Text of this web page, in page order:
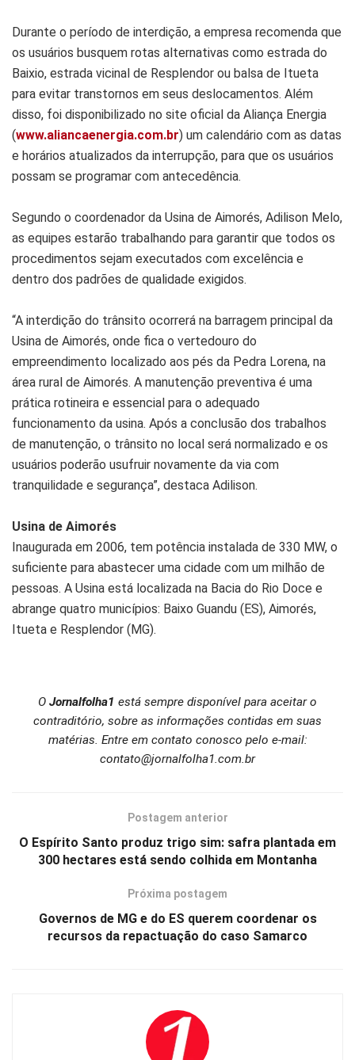
Durante o período de interdição, a empresa recomenda que
os usuários busquem rotas alternativas como estrada do
Baixio, estrada vicinal de Resplendor ou balsa de Itueta
para evitar transtornos em seus deslocamentos. Além
disso, foi disponibilizado no site oficial da Aliança Energia
(www.aliancaenergia.com.br) um calendário com as datas
e horários atualizados da interrupção, para que os usuários
possam se programar com antecedência.
Segundo o coordenador da Usina de Aimorés, Adilison Melo,
as equipes estarão trabalhando para garantir que todos os
procedimentos sejam executados com excelência e
dentro dos padrões de qualidade exigidos.
“A interdição do trânsito ocorrerá na barragem principal da
Usina de Aimorés, onde fica o vertedouro do
empreendimento localizado aos pés da Pedra Lorena, na
área rural de Aimorés. A manutenção preventiva é uma
prática rotineira e essencial para o adequado
funcionamento da usina. Após a conclusão dos trabalhos
de manutenção, o trânsito no local será normalizado e os
usuários poderão usufruir novamente da via com
tranquilidade e segurança”, destaca Adilison.
Usina de Aimorés
Inaugurada em 2006, tem potência instalada de 330 MW, o
suficiente para abastecer uma cidade com um milhão de
pessoas. A Usina está localizada na Bacia do Rio Doce e
abrange quatro municípios: Baixo Guandu (ES), Aimorés,
Itueta e Resplendor (MG).
O Jornalfolha1 está sempre disponível para aceitar o
contraditório, sobre as informações contidas em suas
matérias. Entre em contato conosco pelo e-mail:
contato@jornalfolha1.com.br
Postagem anterior
O Espírito Santo produz trigo sim: safra plantada em
300 hectares está sendo colhida em Montanha
Próxima postagem
Governos de MG e do ES querem coordenar os
recursos da repactuação do caso Samarco